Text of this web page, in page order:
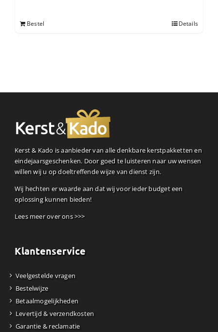
Bestel Details
Kerst & Kado is aanbieder van alle denkbare kerstpakketten en
eindejaarsgeschenken. Door goed te luisteren naar uw wensen
willen wij u op doeltreffende wijze van dienst zijn.
Wij hechten er waarde aan dat wij voor ieder budget een
oplossing kunnen bieden!
Lees meer over ons >>>
Klantenservice
Veelgestelde vragen
Bestelwijze
Betaalmogelijkheden
Levertijd & verzendkosten
Garantie & reclamatie